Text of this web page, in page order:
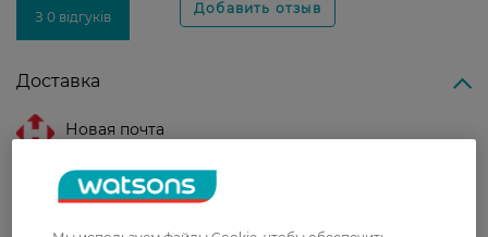
З 0 відгуків
Доставка
Новая почта
от 699 грн